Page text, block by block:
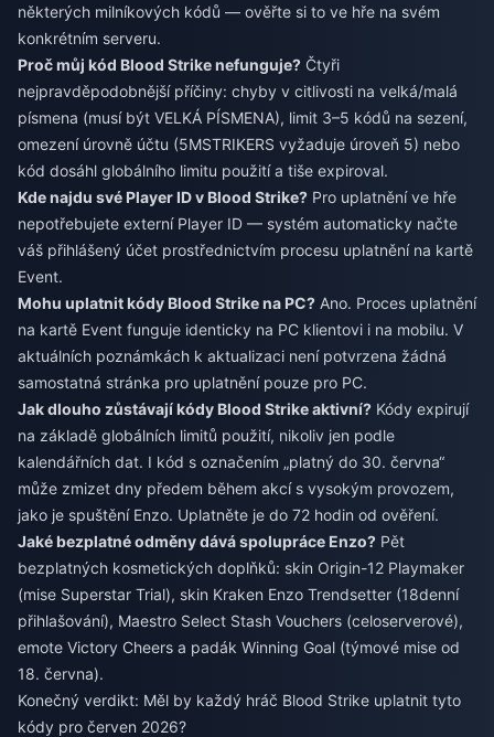
některých milníkových kódů — ověřte si to ve hře na svém
konkrétním serveru.
Proč můj kód Blood Strike nefunguje? Čtyři
nejpravděpodobnější příčiny: chyby v citlivosti na velká/malá
písmena (musí být VELKÁ PÍSMENA), limit 3–5 kódů na sezení,
omezení úrovně účtu (5MSTRIKERS vyžaduje úroveň 5) nebo
kód dosáhl globálního limitu použití a tiše expiroval.
Kde najdu své Player ID v Blood Strike? Pro uplatnění ve hře
nepotřebujete externí Player ID — systém automaticky načte
váš přihlášený účet prostřednictvím procesu uplatnění na kartě
Event.
Mohu uplatnit kódy Blood Strike na PC? Ano. Proces uplatnění
na kartě Event funguje identicky na PC klientovi i na mobilu. V
aktuálních poznámkách k aktualizaci není potvrzena žádná
samostatná stránka pro uplatnění pouze pro PC.
Jak dlouho zůstávají kódy Blood Strike aktivní? Kódy expirují
na základě globálních limitů použití, nikoliv jen podle
kalendářních dat. I kód s označením „platný do 30. června“
může zmizet dny předem během akcí s vysokým provozem,
jako je spuštění Enzo. Uplatněte je do 72 hodin od ověření.
Jaké bezplatné odměny dává spolupráce Enzo? Pět
bezplatných kosmetických doplňků: skin Origin-12 Playmaker
(mise Superstar Trial), skin Kraken Enzo Trendsetter (18denní
přihlašování), Maestro Select Stash Vouchers (celoserverové),
emote Victory Cheers a padák Winning Goal (týmové mise od
18. června).
Konečný verdikt: Měl by každý hráč Blood Strike uplatnit tyto
kódy pro červen 2026?